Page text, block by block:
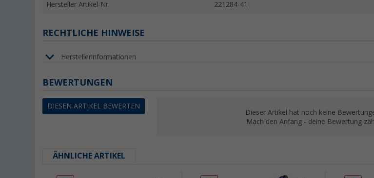
Hersteller Artikel-Nr. 221284-41
RECHTLICHE HINWEISE
Herstellerinformationen
BEWERTUNGEN
DIESEN ARTIKEL BEWERTEN
Dieser Artikel hat noch keine
Mach den Anfang - deine Bewertung
ÄHNLICHE ARTIKEL